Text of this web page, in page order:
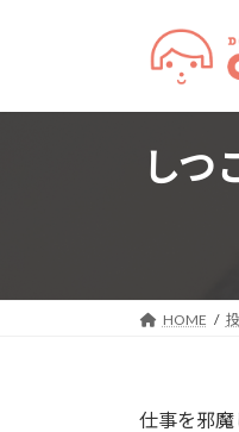
しつ
HOME
仕事を邪